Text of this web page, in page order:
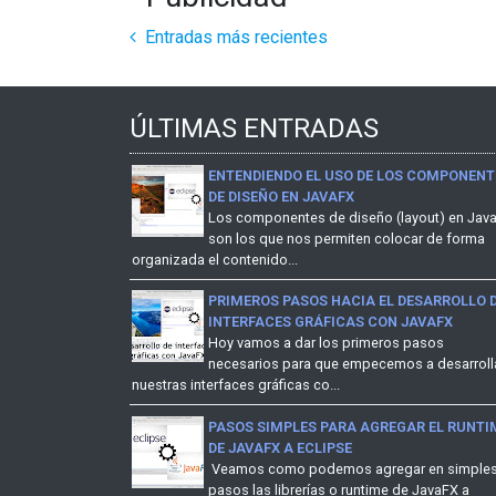
Entradas más recientes
ÚLTIMAS ENTRADAS
ENTENDIENDO EL USO DE LOS
DE DISEÑO EN JAVAFX
Los componentes de diseño (layout) en
son los que nos permiten colocar de forma
organizada el contenido...
PRIMEROS PASOS HACIA EL DESARROLLO
INTERFACES GRÁFICAS CON JAVAFX
Hoy vamos a dar los primeros pasos
necesarios para que empecemos a
nuestras interfaces gráficas co...
PASOS SIMPLES PARA AGREGAR EL
DE JAVAFX A ECLIPSE
Veamos como podemos agregar en simples
pasos las librerías o runtime de JavaFX a